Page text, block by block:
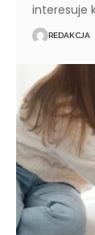
interesuje
REDAKCJA